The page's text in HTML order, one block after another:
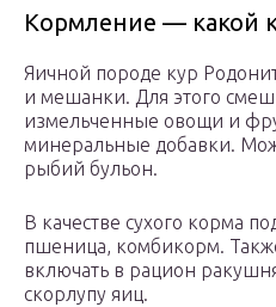
Кормление — какой
Яичной породе кур
и мешанки. Для этого
измельченные овощи и
минеральные добавки.
рыбий бульон.
В качестве сухого корма
пшеница, комбикорм.
включать в рацион
скорлупу яиц.